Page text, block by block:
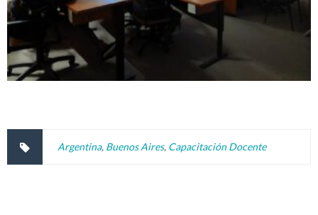
Argentina, Buenos Aires, Capacitación Docente